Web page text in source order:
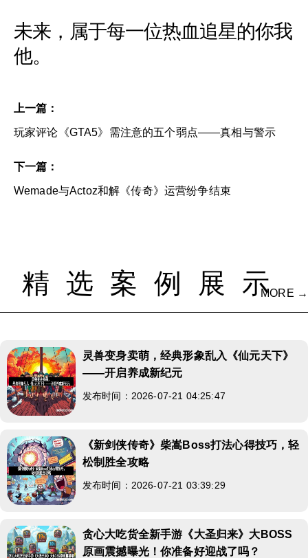
未来，属于每一位热血追星的你我
他。
上一篇：
玩家评论《GTA5》需注意的五个弱点——真相与警示
下一篇：
Wemade与Actoz和解《传奇》运营纷争结束
精选案例展示MORE →
灵兽变身卖萌，经典形象乱入《仙元天下》
——开启养成新纪元
发布时间：2026-07-21 04:25:47
《新剑侠传奇》柴嵩Boss打法心得技巧，轻
松制胜全攻略
发布时间：2026-07-21 03:39:29
贪心大吃货全新手游《大圣归来》大BOSS
原画震撼曝光！你准备好迎战了吗？